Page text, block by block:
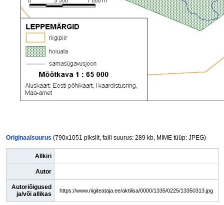
Originaalsuurus (790x1051 pikslit, faili suurus: 289 kb, MIME tüüp: JPEG)
Allkiri
Autor
Autoriõigused
ja/või allikas
https://www.riigiteataja.ee/aktilisa/0000/1335/0225/13350313.jpg